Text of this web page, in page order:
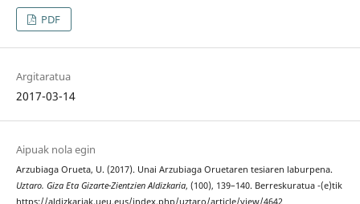
PDF
Argitaratua
2017-03-14
Aipuak nola egin
Arzubiaga Orueta, U. (2017). Unai Arzubiaga Oruetaren tesiaren laburpena.
Uztaro. Giza Eta Gizarte-Zientzien Aldizkaria, (100), 139–140. Berreskuratua -(e)tik